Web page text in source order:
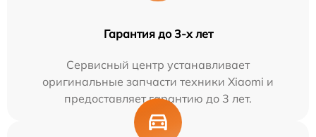
Гарантия до 3-х лет
Сервисный центр устанавливает
оригинальные запчасти техники Xiaomi и
предоставляет гарантию до 3 лет.